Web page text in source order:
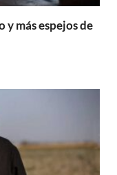
más espejos de